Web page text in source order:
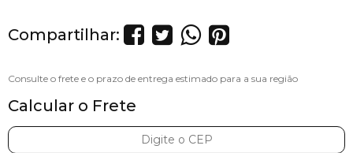
Compartilhar:
Calcular o Frete